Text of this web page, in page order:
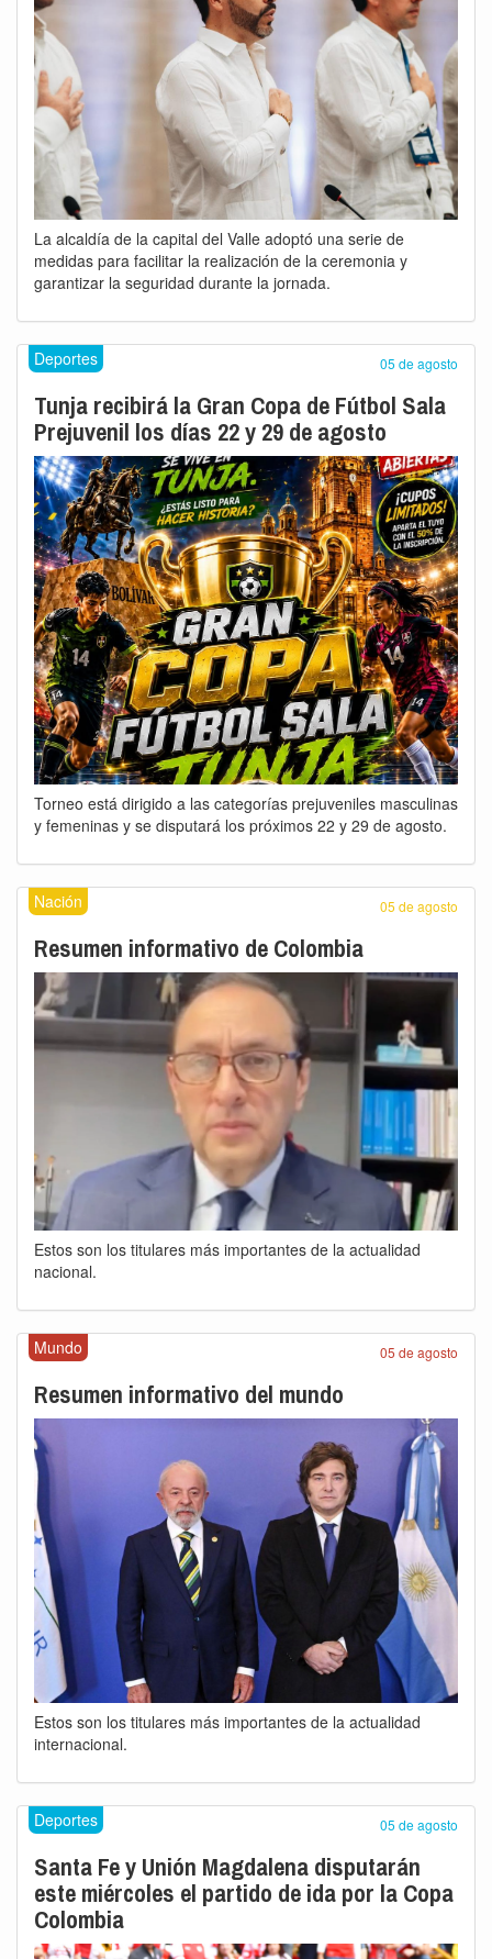
La alcaldía de la capital del Valle adoptó una serie de
medidas para facilitar la realización de la ceremonia y
garantizar la seguridad durante la jornada.
Deportes 05 de agosto
Tunja recibirá la Gran Copa de Fútbol Sala
Prejuvenil los días 22 y 29 de agosto
Torneo está dirigido a las categorías prejuveniles masculinas
y femeninas y se disputará los próximos 22 y 29 de agosto.
Nación 05 de agosto
Resumen informativo de Colombia
Estos son los titulares más importantes de la actualidad
nacional.
Mundo 05 de agosto
Resumen informativo del mundo
Estos son los titulares más importantes de la actualidad
internacional.
Deportes 05 de agosto
Santa Fe y Unión Magdalena disputarán
este miércoles el partido de ida por la Copa
Colombia